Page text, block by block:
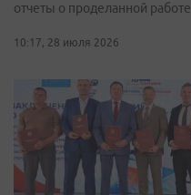
отчеты о проделанной работе
10:17, 28 июля 2026